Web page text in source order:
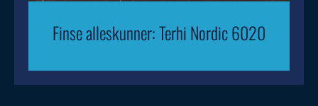
Finse alleskunner: Terhi Nordic 6020